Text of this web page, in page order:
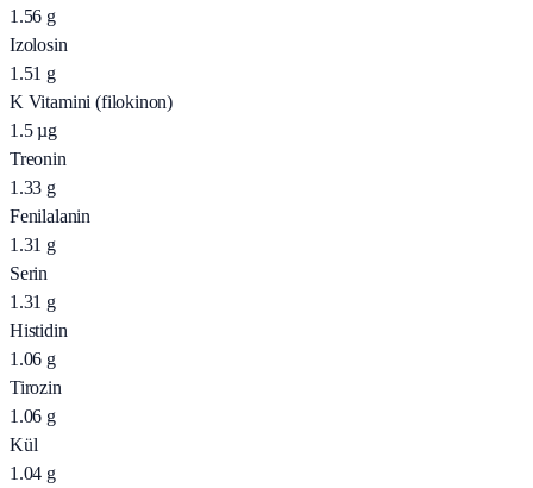
1.56 g
Izolosin
1.51 g
K Vitamini (filokinon)
1.5 µg
Treonin
1.33 g
Fenilalanin
1.31 g
Serin
1.31 g
Histidin
1.06 g
Tirozin
1.06 g
Kül
1.04 g